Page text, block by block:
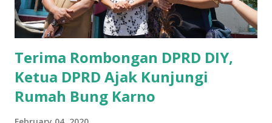
akrab dipanggil Gus Udin tersebut. Apalagi menyambut
MEA, seharusnya pelaku UMKM sudah mengerti kalau ada
dana pinjaman unt...
Terima Rombongan DPRD DIY,
Ketua DPRD Ajak Kunjungi
Rumah Bung Karno